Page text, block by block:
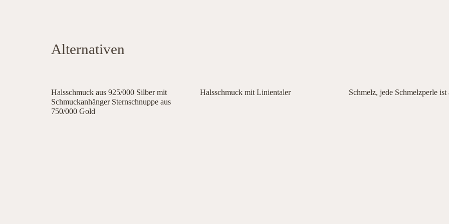
Alternativen
Halsschmuck aus 925/000 Silber mit
Schmuckanhänger Sternschnuppe aus
750/000 Gold
Halsschmuck mit Linientaler Schmelz, jede Schmelzperle ist